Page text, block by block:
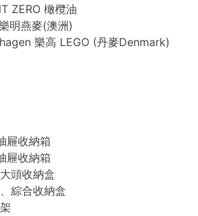
ZERO 橄欖油
明燕麥(澳洲)
樂高 LEGO (丹麥Denmark)
屜收納箱
屜收納箱
頭收納盒
綜合收納盒